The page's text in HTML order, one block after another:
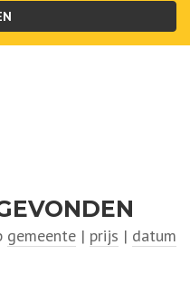
gemeente | prijs | datum